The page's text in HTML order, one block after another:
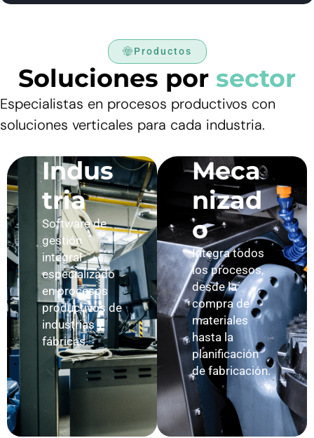
Productos
Soluciones por sector
Especialistas en procesos productivos con
soluciones verticales para cada industria.
Indus
tria
Software de
gestión
integral
especializado
en procesos
productivos de
industrias y
fábricas.
Meca
nizad
o
Integra todos
los procesos,
desde la
compra de
materiales
hasta la
planificación
de fabricación.